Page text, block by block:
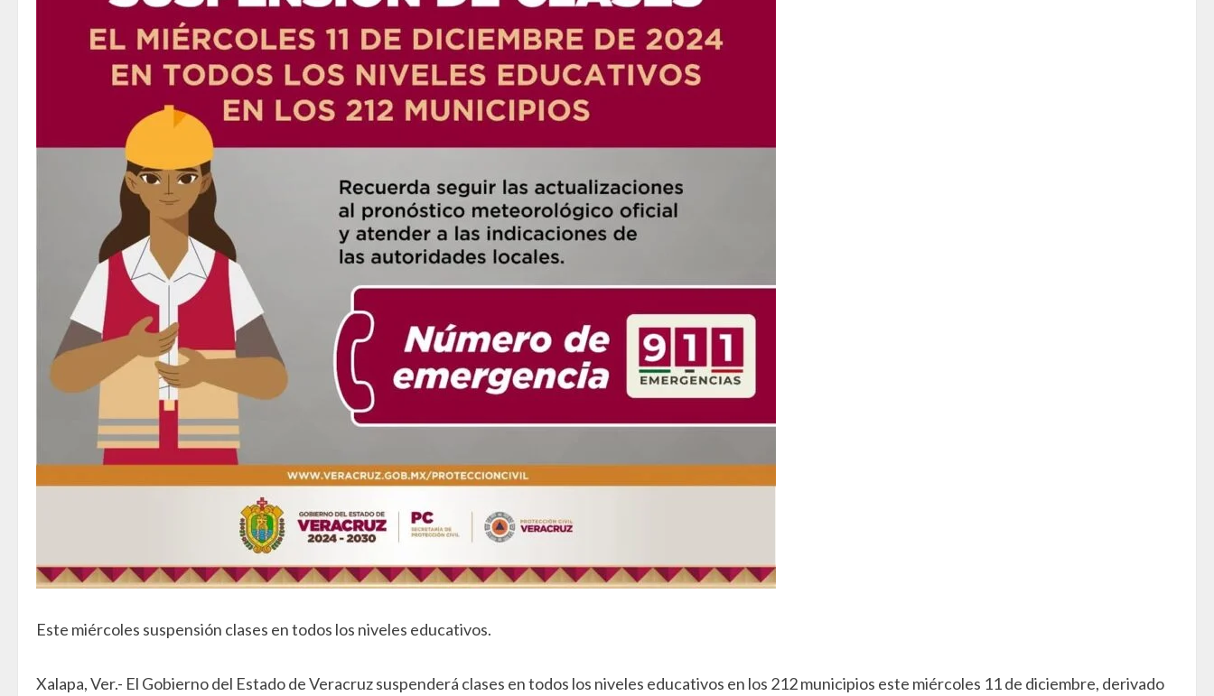
Este miércoles suspensión clases en todos los niveles educativos.
Xalapa, Ver.- El Gobierno del Estado de Veracruz suspenderá clases en todos los niveles educativos en los 212 municipios este miércoles 11 de diciembre, derivado